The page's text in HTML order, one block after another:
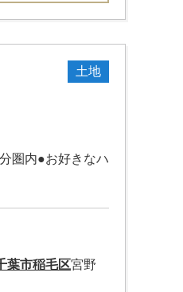
土地
圏内●お好きなハ
葉市稲毛区宮野